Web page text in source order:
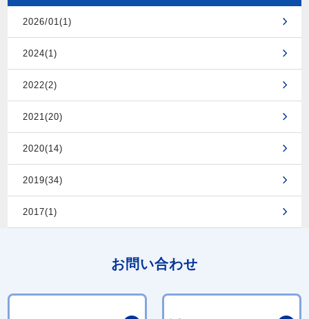
2026/01(1)
2024(1)
2022(2)
2021(20)
2020(14)
2019(34)
2017(1)
お問い合わせ